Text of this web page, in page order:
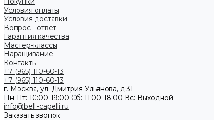
Условия оплаты
Условия доставки
Вопрос - ответ
Гарантия качества
Мастер-классы
Наращивание
Контакты
+7 (965) 110-60-13
+7 (965) 110-60-13
г. Москва, ул. Дмитрия Ульянова, д.31
Пн-Пт: 10:00-19:00 Cб: 11:00-18:00 Вс: Выходной
info@belli-capelli.ru
Заказать звонок